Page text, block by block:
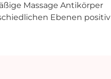
Massage Antikörper
Ebenen positiv